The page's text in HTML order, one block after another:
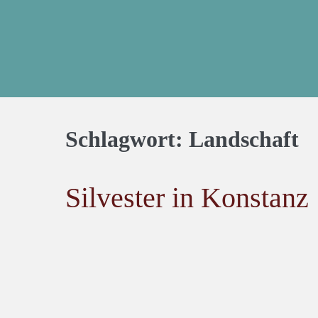
Schlagwort: Landschaft
Silvester in Konstanz